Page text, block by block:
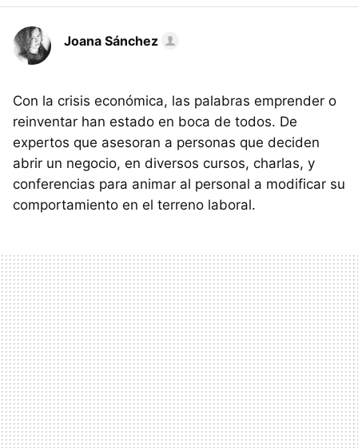
Joana Sánchez
Con la crisis económica, las palabras emprender o
reinventar han estado en boca de todos. De
expertos que asesoran a personas que deciden
abrir un negocio, en diversos cursos, charlas, y
conferencias para animar al personal a modificar su
comportamiento en el terreno laboral.